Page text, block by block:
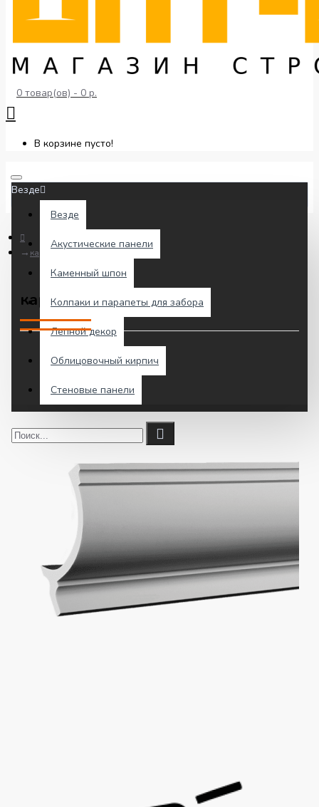
0 товар(ов) - 0 р.
В корзине пусто!
Везде
Везде
Акустические панели
Каменный шпон
Колпаки и парапеты для забора
Лепной декор
Облицовочный кирпич
Стеновые панели
карниз 1.50.261
карниз 1.50.261